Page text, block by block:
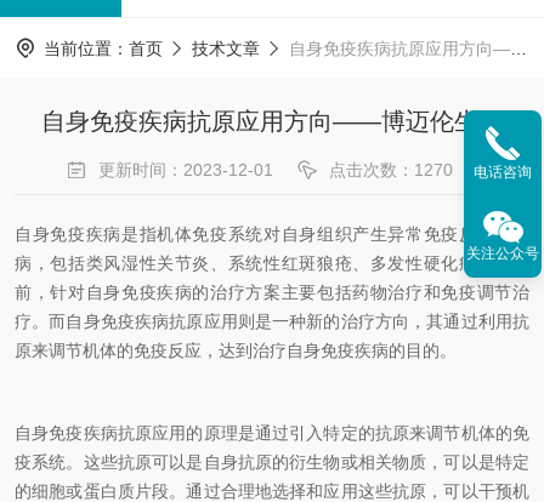
当前位置： 首页 技术文章 自身免疫疾病抗原应用方向——博迈伦生物
自身免疫疾病抗原应用方向——博迈伦生物
更新时间：2023-12-01 点击次数：1270
自身免疫疾病是指机体免疫系统对自身组织产生异常免疫反应的疾
病，包括类风湿性关节炎、系统性红斑狼疮、多发性硬化症等。目
前，针对自身免疫疾病的治疗方案主要包括药物治疗和免疫调节治
疗。而自身免疫疾病抗原应用则是一种新的治疗方向，其通过利用抗
原来调节机体的免疫反应，达到治疗自身免疫疾病的目的。
自身免疫疾病抗原应用的原理是通过引入特定的抗原来调节机体的免
疫系统。这些抗原可以是自身抗原的衍生物或相关物质，可以是特定
的细胞或蛋白质片段。通过合理地选择和应用这些抗原，可以干预机
电话咨询
关注公众号